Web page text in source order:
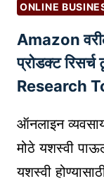
चा
वा
प
क
क
रा
वा
ONLINE
Amazon
प्रोडक्ट
Research
ऑनलाइन
मोठे यशस्वी
यशस्वी